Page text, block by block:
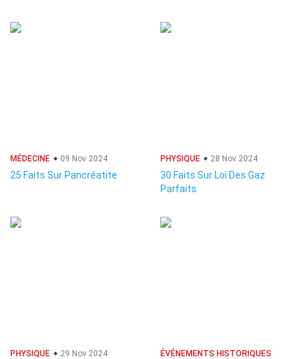
MÉDECINE 09 Nov 2024
25 Faits Sur Pancréatite
PHYSIQUE 28 Nov 2024
30 Faits Sur Loi Des Gaz
Parfaits
PHYSIQUE 29 Nov 2024
ÉVÉNEMENTS HISTORIQUES